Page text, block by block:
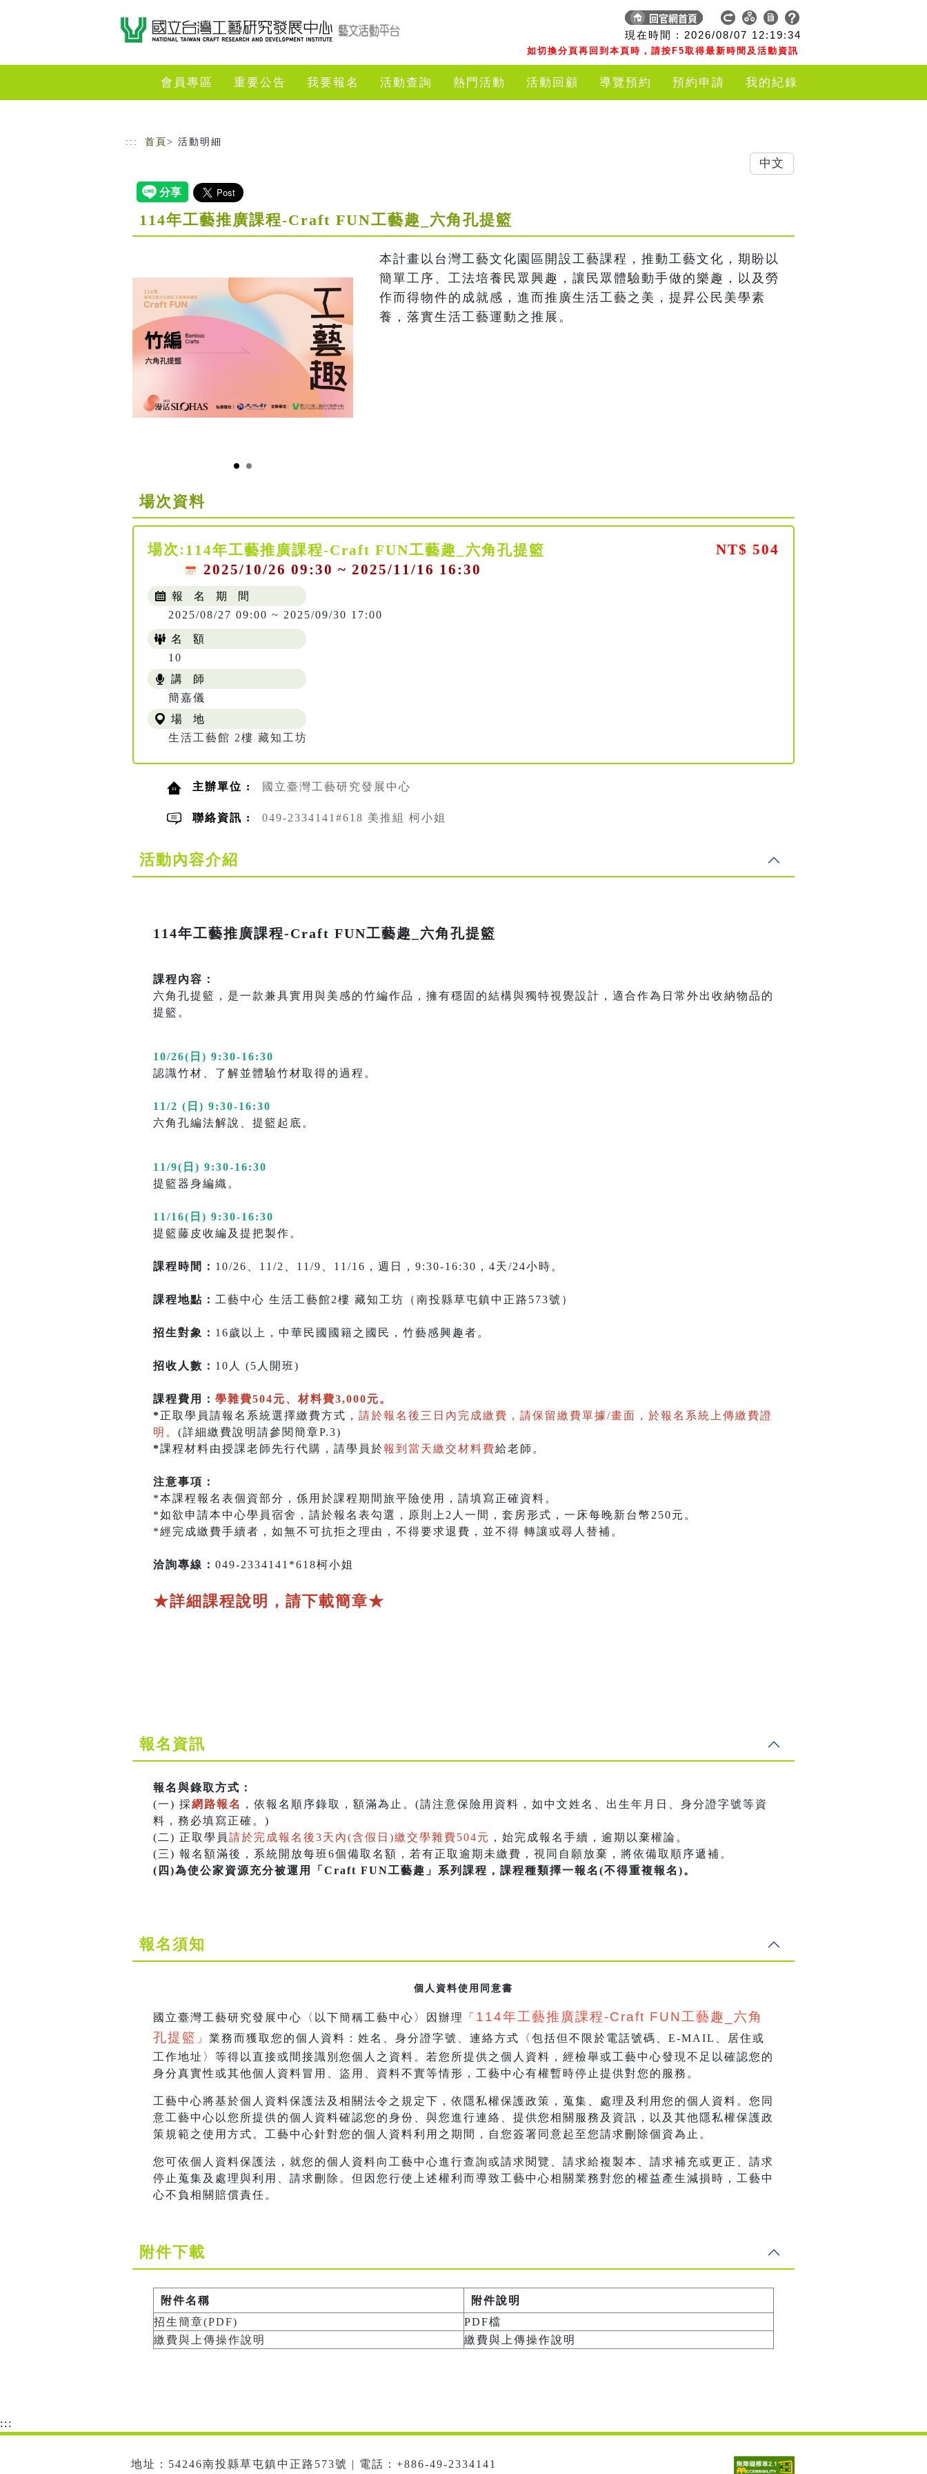
現在時間 : 2026/08/07 12:19:35
如切換分頁再回到本頁時，請按F5取得最新時間及活動資訊
會員專區 重要公告 我要報名 活動查詢 熱門活動 活動回顧 導覽預約 預約申請 我的紀錄
::: 首頁 > 活動明細
114年工藝推廣課程-Craft FUN工藝趣_六角孔提籃
本計畫以台灣工藝文化園區開設工藝課程，推動工藝文化，期盼以
簡單工序、工法培養民眾興趣，讓民眾體驗動手做的樂趣，以及勞
作而得物件的成就感，進而推廣生活工藝之美，提昇公民美學素
養，落實生活工藝運動之推展。
場次資料
場次: 114年工藝推廣課程-Craft FUN工藝趣_六角孔提籃
2025/10/26 09:30 ~ 2025/11/16 16:30
NT$ 504
報 名 期 間
2025/08/27 09:00 ~ 2025/09/30 17:00
名 額
10
講 師
簡嘉儀
場 地
生活工藝館 2樓 藏知工坊
主辦單位 : 國立臺灣工藝研究發展中心
聯絡資訊 : 049-2334141#618 美推組 柯小姐
活動內容介紹
114年工藝推廣課程-Craft FUN工藝趣_六角孔提籃
課程內容：
六角孔提籃，是一款兼具實用與美感的竹編作品，擁有穩固的結構與獨特視覺設計，適合作為日常外出收納物品的
提籃。
10/26(日) 9:30-16:30
認識竹材、了解並體驗竹材取得的過程。
11/2 (日) 9:30-16:30
六角孔編法解說、提籃起底。
11/9(日) 9:30-16:30
提籃器身編織。
11/16(日) 9:30-16:30
提籃藤皮收編及提把製作。
課程時間： 10/26、11/2、11/9、11/16，週日，9:30-16:30，4天/24小時。
課程地點： 工藝中心 生活工藝館2樓 藏知工坊（南投縣草屯鎮中正路573號）
招生對象： 16歲以上，中華民國國籍之國民，竹藝感興趣者。
招收人數： 10人 (5人開班)
課程費用： 學雜費504元、材料費3,000元。
* 正取學員請報名系統選擇繳費方式， 請於報名後三日內完成繳費，請保留繳費單據/畫面，於報名系統上傳繳費證
明。 (詳細繳費說明請參閱簡章P.3)
*課程材料由授課老師先行代購，請學員於報到當天繳交材料費給老師。
注意事項：
*本課程報名表個資部分，係用於課程期間旅平險使用，請填寫正確資料。
*如欲申請本中心學員宿舍，請於報名表勾選，原則上2人一間，套房形式，一床每晚新台幣250元。
*經完成繳費手續者，如無不可抗拒之理由，不得要求退費，並不得 轉讓或尋人替補。
洽詢專線： 049-2334141*618柯小姐
★詳細課程說明，請下載簡章★
報名資訊
報名與錄取方式：
(一) 採網路報名
，依報名順序錄取，額滿為止。(請注意保險用資料，如中文姓名、出生年月日、身分證字號等資
料，務必填寫正確。)
(二) 正取學員 請於完成報名後3天內(含假日)繳交學雜費504元 ，始完成報名手續，逾期以棄權論。
(三) 報名額滿後，系統開放每班6個備取名額，若有正取逾期未繳費，視同自願放棄，將依備取順序遞補。
(四)為使公家資源充分被運用「Craft FUN工藝趣」系列課程，課程種類擇一報名(不得重複報名)。
報名須知
個人資料使用同意書
國立臺灣工藝研究發展中心〈以下簡稱工藝中心〉因辦理 「 114年工藝推廣課程-Craft FUN工藝趣_ 六角
孔提籃 」 業務而獲取您的個人資料：姓名、身分證字號、連絡方式〈包括但不限於電話號碼、E-MAIL、居住或
工作地址〉等得以直接或間接識別您個人之資料。若您所提供之個人資料，經檢舉或工藝中心發現不足以確認您的
身分真實性或其他個人資料冒用、盜用、資料不實等情形，工藝中心有權暫時停止提供對您的服務。
工藝中心將基於個人資料保護法及相關法令之規定下，依隱私權保護政策，蒐集、處理及利用您的個人資料。您同
意工藝中心以您所提供的個人資料確認您的身份、與您進行連絡、提供您相關服務及資訊，以及其他隱私權保護政
策規範之使用方式。工藝中心針對您的個人資料利用之期間，自您簽署同意起至您請求刪除個資為止。
您可依個人資料保護法，就您的個人資料向工藝中心進行查詢或請求閱覽、請求給複製本、請求補充或更正、請求
停止蒐集及處理與利用、請求刪除。但因您行使上述權利而導致工藝中心相關業務對您的權益產生減損時，工藝中
心不負相關賠償責任。
附件下載
附件名稱
附件說明
招生簡章(PDF)
PDF檔
繳費與上傳操作說明
繳費與上傳操作說明
:::
地址：54246南投縣草屯鎮中正路573號 | 電話：+886-49-2334141